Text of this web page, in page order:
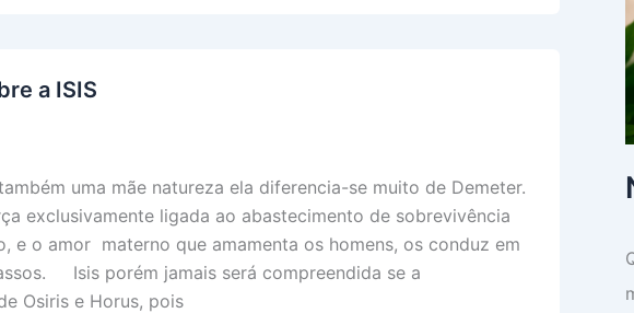
a ISIS
uma mãe natureza ela diferencia-se muito de Demeter.
exclusivamente ligada ao abastecimento de sobrevivência
e o amor materno que amamenta os homens, os conduz em
Isis porém jamais será compreendida se a
Osiris e Horus, pois